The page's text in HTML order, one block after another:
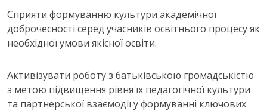
Сприяти формуванню культури академічної
доброчесності серед учасників освітнього процесу як
необхідної умови якісної освіти.
Активізувати роботу з батьківською громадськістю
з метою підвищення рівня їх педагогічної культури
та партнерської взаємодії у формуванні ключових